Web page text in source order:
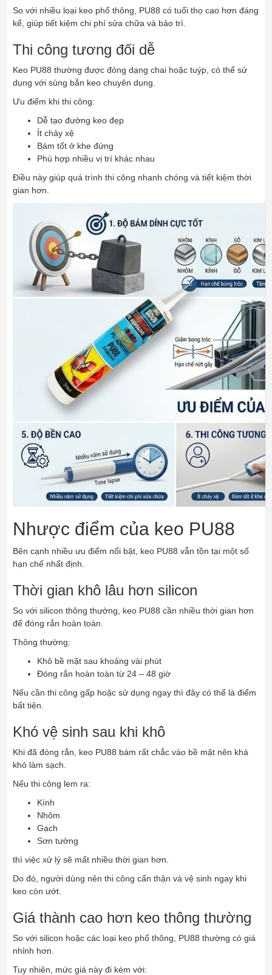
So với nhiều loại keo phổ thông, PU88 có tuổi thọ cao hơn đáng
kể, giúp tiết kiệm chi phí sửa chữa và bảo trì.
Thi công tương đối dễ
Keo PU88 thường được đóng dạng chai hoặc tuýp, có thể sử
dụng với súng bắn keo chuyên dụng.
Ưu điểm khi thi công:
Dễ tạo đường keo đẹp
Ít chảy xệ
Bám tốt ở khe đứng
Phù hợp nhiều vị trí khác nhau
Điều này giúp quá trình thi công nhanh chóng và tiết kiệm thời
gian hơn.
Nhược điểm của keo PU88
Bên cạnh nhiều ưu điểm nổi bật, keo PU88 vẫn tồn tại một số
hạn chế nhất định.
Thời gian khô lâu hơn silicon
So với silicon thông thường, keo PU88 cần nhiều thời gian hơn
để đóng rắn hoàn toàn.
Thông thường:
Khô bề mặt sau khoảng vài phút
Đóng rắn hoàn toàn từ 24 – 48 giờ
Nếu cần thi công gấp hoặc sử dụng ngay thì đây có thể là điểm
bất tiện.
Khó vệ sinh sau khi khô
Khi đã đóng rắn, keo PU88 bám rất chắc vào bề mặt nên khá
khó làm sạch.
Nếu thi công lem ra:
Kính
Nhôm
Gạch
Sơn tường
thì việc xử lý sẽ mất nhiều thời gian hơn.
Do đó, người dùng nên thi công cẩn thận và vệ sinh ngay khi
keo còn ướt.
Giá thành cao hơn keo thông thường
So với silicon hoặc các loại keo phổ thông, PU88 thường có giá
nhỉnh hơn.
Tuy nhiên, mức giá này đi kèm với: